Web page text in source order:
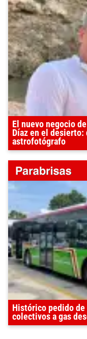
El nuevo negocio
Díaz en el
astrofotógrafo
Histórico pedido
colectivos a gas